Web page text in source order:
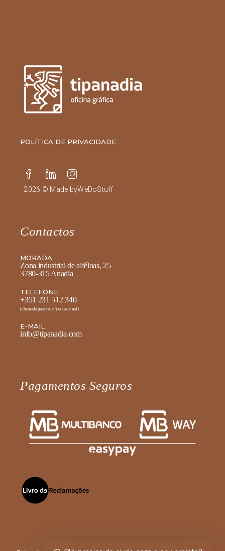
POLÍTICA DE PRIVACIDADE
2026 © Made byWeDoStuff
Contactos
MORADA
Zona industrial de alféloas, 25
3780-315 Anadia
TELEFONE
+351 231 512 340
(chamada para rede fixa nacional)
E-MAIL
info@tipanadia.com
Pagamentos Seguros